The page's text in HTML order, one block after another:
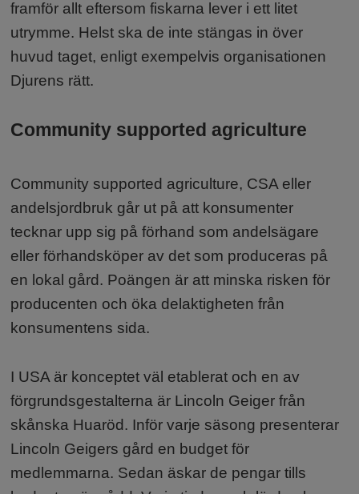
framför allt eftersom fiskarna lever i ett litet
utrymme. Helst ska de inte stängas in över
huvud taget, enligt exempelvis organisationen
Djurens rätt.
Community supported agriculture
Community supported agriculture, CSA eller
andelsjordbruk går ut på att konsumenter
tecknar upp sig på förhand som andelsägare
eller förhandsköper av det som produceras på
en lokal gård. Poängen är att minska risken för
producenten och öka delaktigheten från
konsumentens sida.
I USA är konceptet väl etablerat och en av
förgrundsgestalterna är Lincoln Geiger från
skånska Huaröd. Inför varje säsong presenterar
Lincoln Geigers gård en budget för
medlemmarna. Sedan äskar de pengar tills